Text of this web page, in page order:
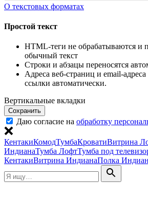
О текстовых форматах
Простой текст
HTML-теги не обрабатываются и
обычный текст
Строки и абзацы переносятся
Адреса веб-страниц и email-
ссылки автоматически.
Вертикальные вкладки
Даю согласие на обработку
КентакиКомодТумбаКроватиВитрина
ИндианаТумба ЛофтТумба под
КентакиВитрина ИндианаПолка